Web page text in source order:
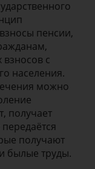
пенсии,
взносов с
населения.
можно
получает
получают
былые труды.